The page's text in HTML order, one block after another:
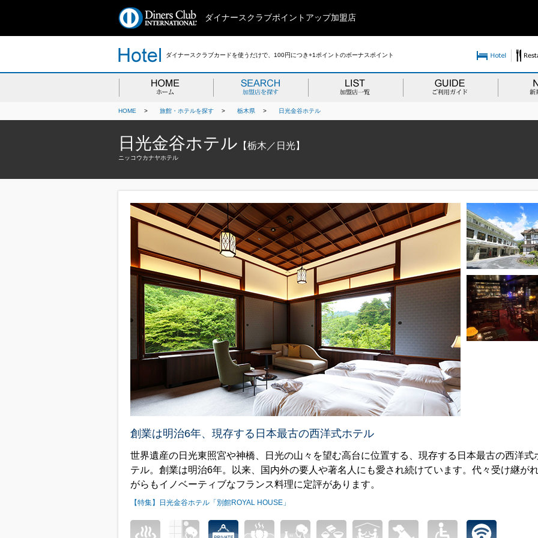
ダイナースクラブポイントアップ加盟店
ダイナースクラブカードを使うだけで、100円につき+1ポイントのボーナスポイント
HOME > 旅館・ホテルを探す > 栃木県 > 日光金谷ホテル
日光金谷ホテル 【栃木／日光】
ニッコウカナヤホテル
創業は明治6年、現存する日本最古の西洋式ホテル
世界遺産の日光東照宮や神橋、日光の山々を望む高台に位置する、現存する日本最古の西洋式
テル。創業は明治6年。以来、国内外の要人や著名人にも愛され続けています。代々受け継が
がらもイノベーティブなフランス料理に定評があります。
【特集】日光金谷ホテル「別館ROYAL HOUSE」